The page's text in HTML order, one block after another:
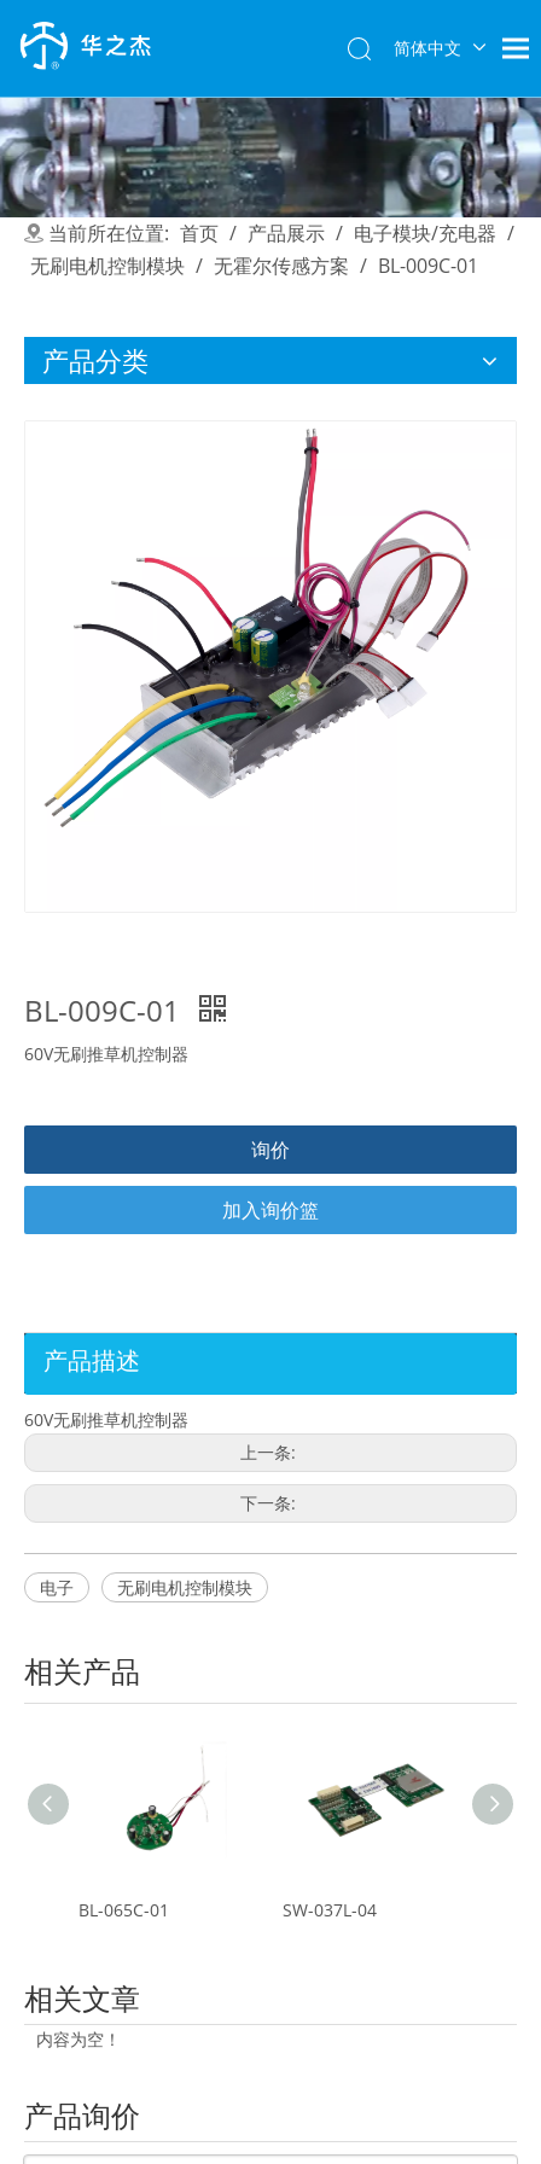
简体中文
当前所在位置: 首页 / 产品展示 / 电子模块/充电器 /
无刷电机控制模块 / 无霍尔传感方案 / BL-009C-01
产品分类
BL-009C-01
60V无刷推草机控制器
询价
加入询价篮
产品描述
60V无刷推草机控制器
上一条:
下一条:
电子 无刷电机控制模块
相关产品
BL-065C-01 SW-037L-04
相关文章
内容为空！
产品询价